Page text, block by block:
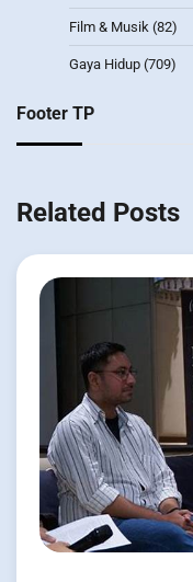
Film & Musik (82)
Gaya Hidup (709)
Footer TP
Related Posts